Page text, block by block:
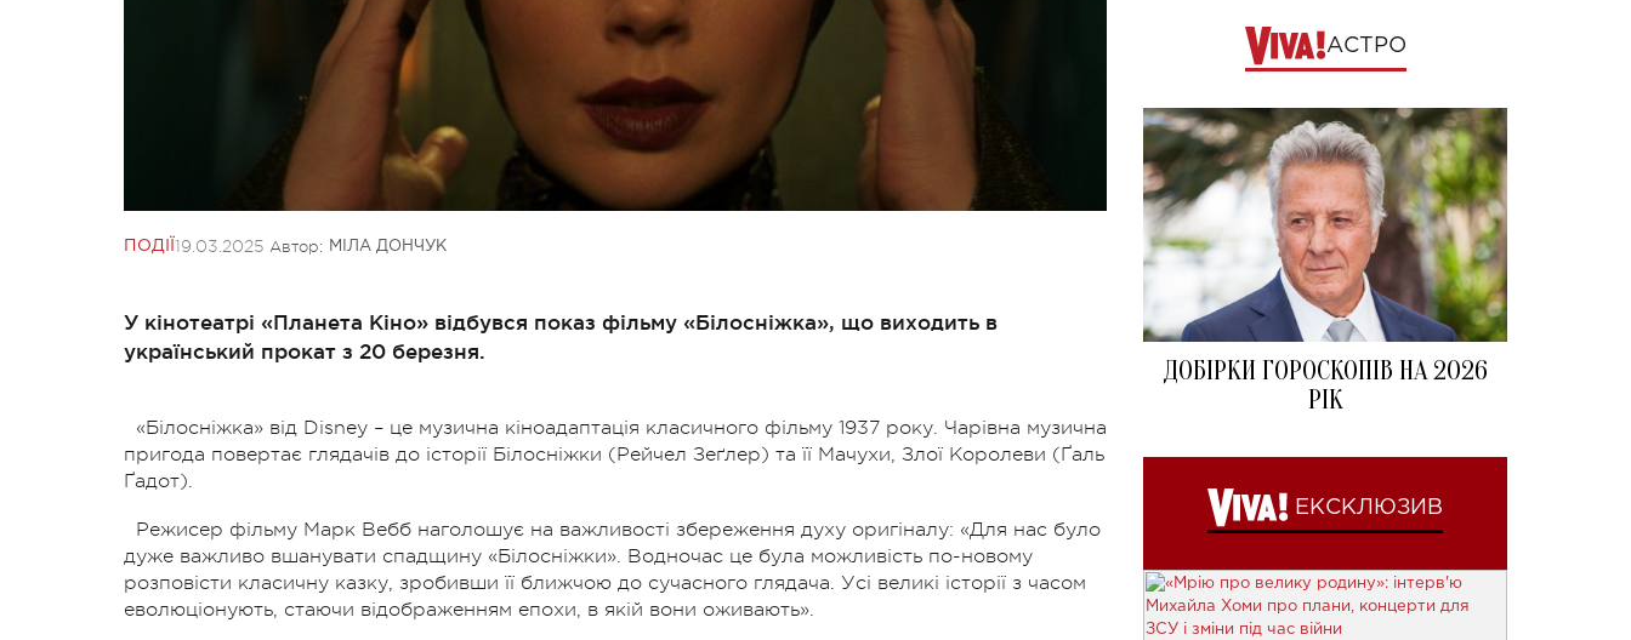
ПОДІЇ 19.03.2025 Автор: МІЛА ДОНЧУК
У кінотеатрі «Планета Кіно» відбувся показ фільму «Білосніжка», що виходить в
український прокат з 20 березня.
«Білосніжка» від Disney – це музична кіноадаптація класичного фільму 1937 року. Чарівна музична
пригода повертає глядачів до історії Білосніжки (Рейчел Зеґлер) та її Мачухи, Злої Королеви (Ґаль
Ґадот).
Режисер фільму Марк Вебб наголошує на важливості збереження духу оригіналу: «Для нас було
дуже важливо вшанувати спадщину «Білосніжки». Водночас це була можливість по-новому
розповісти класичну казку, зробивши її ближчою до сучасного глядача. Усі великі історії з часом
еволюціонують, стаючи відображенням епохи, в якій вони оживають».
АСТРО
ДОБІРКИ ГОРОСКОПІВ НА 2026
РІК
ЕКСКЛЮЗИВ